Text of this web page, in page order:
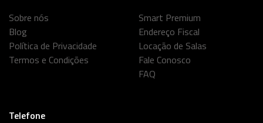
Sobre nós
Blog
Política de Privacidade
Termos e Condições
Smart Premium
Endereço Fiscal
Locação de Salas
Fale Conosco
FAQ
Telefone